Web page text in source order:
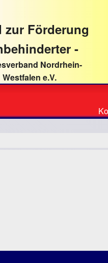
zur Förderung
-
Nordrhein-
Westfalen e.V.